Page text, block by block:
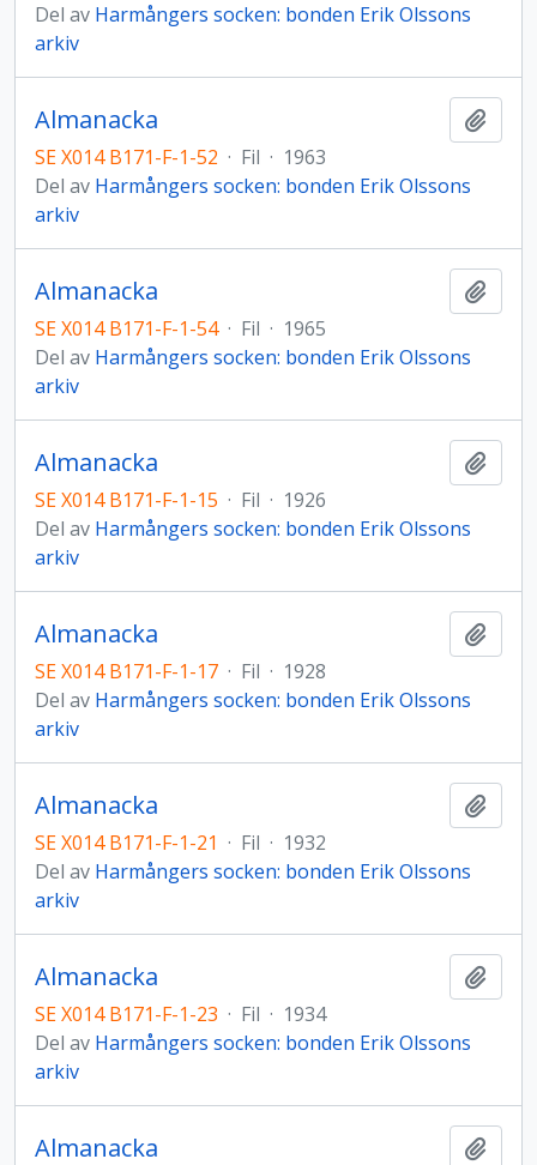
Del av Harmångers socken: bonden Erik Olssons
arkiv
Almanacka
SE X014 B171-F-1-52 · Fil · 1963
Del av Harmångers socken: bonden Erik Olssons
arkiv
Almanacka
SE X014 B171-F-1-54 · Fil · 1965
Del av Harmångers socken: bonden Erik Olssons
arkiv
Almanacka
SE X014 B171-F-1-15 · Fil · 1926
Del av Harmångers socken: bonden Erik Olssons
arkiv
Almanacka
SE X014 B171-F-1-17 · Fil · 1928
Del av Harmångers socken: bonden Erik Olssons
arkiv
Almanacka
SE X014 B171-F-1-21 · Fil · 1932
Del av Harmångers socken: bonden Erik Olssons
arkiv
Almanacka
SE X014 B171-F-1-23 · Fil · 1934
Del av Harmångers socken: bonden Erik Olssons
arkiv
Almanacka